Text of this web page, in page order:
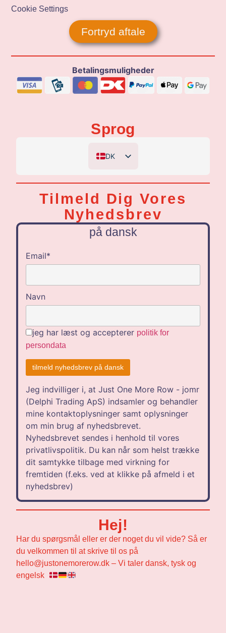
Cookie Settings
Fortryd aftale
Betalingsmuligheder
Sprog
DK
NL
Tilmeld Dig Vores
Nyhedsbrev
på dansk
Email*
Navn
jeg har læst og accepterer politik for
persondata
Jeg indvilliger i, at Just One More Row - jomr
(Delphi Trading ApS) indsamler og behandler
mine kontaktoplysninger samt oplysninger
om min brug af nyhedsbrevet.
Nyhedsbrevet sendes i henhold til vores
privatlivspolitik. Du kan når som helst trække
dit samtykke tilbage med virkning for
fremtiden (f.eks. ved at klikke på afmeld i et
nyhedsbrev)
Hej!
Har du spørgsmål eller er der noget du vil vide? Så er
du velkommen til at skrive til os på
hello@justonemorerow.dk – Vi taler dansk, tysk og
engelsk